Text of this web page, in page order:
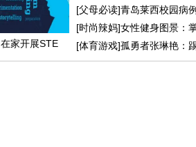
在家开展STE
[父母必读]青岛莱西校园病
[时尚辣妈]女性健身图景：
[体育游戏]孤勇者张琳艳：